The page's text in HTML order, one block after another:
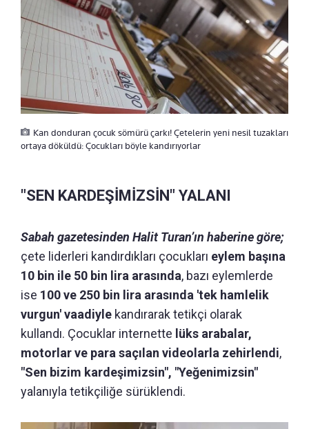
Kan donduran çocuk sömürü çarkı! Çetelerin yeni nesil tuzakları
ortaya döküldü: Çocukları böyle kandırıyorlar
"SEN KARDEŞİMİZSİN" YALANI
Sabah gazetesinden Halit Turan’ın haberine göre;
çete liderleri kandırdıkları çocukları eylem başına
10 bin ile 50 bin lira arasında, bazı eylemlerde
ise 100 ve 250 bin lira arasında 'tek hamlelik
vurgun' vaadiyle kandırarak tetikçi olarak
kullandı. Çocuklar internette lüks arabalar,
motorlar ve para saçılan videolarla zehirlendi,
"Sen bizim kardeşimizsin", "Yeğenimizsin"
yalanıyla tetikçiliğe sürüklendi.